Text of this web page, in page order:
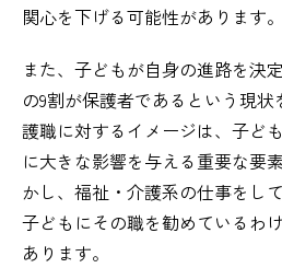
関心を下げる可能性があります。
また、子どもが自身の進路を決
の9割が保護者であるという現
護職に対するイメージは、子ど
に大きな影響を与える重要な要
かし、福祉・介護系の仕事をし
子どもにその職を勧めているわ
あります。